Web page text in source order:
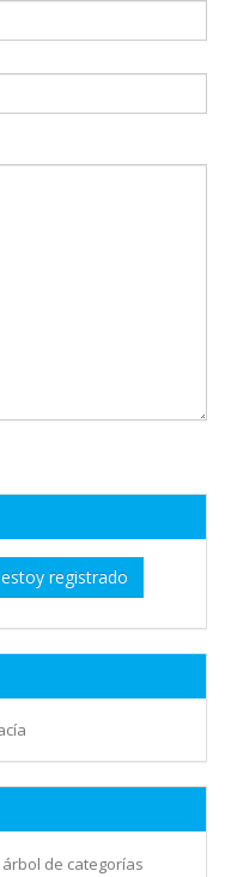
registrado
de categorías